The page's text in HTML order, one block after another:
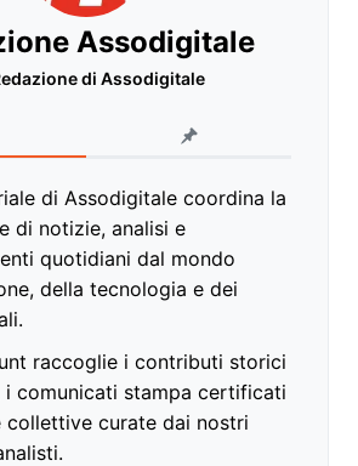
Assodigitale
di Assodigitale
di Assodigitale coordina la
di notizie, analisi e
quotidiani dal mondo
della tecnologia e dei
raccoglie i contributi storici
i comunicati stampa certificati
collettive curate dai nostri